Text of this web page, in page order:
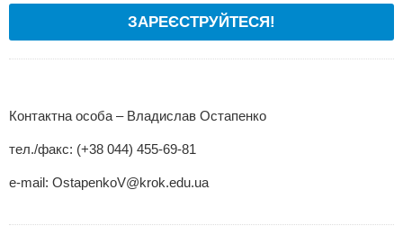
ЗАРЕЄСТРУЙТЕСЯ!
Контактна особа – Владислав Остапенко
тел./факс: (+38 044) 455-69-81
e-mail: OstapenkoV@krok.edu.ua